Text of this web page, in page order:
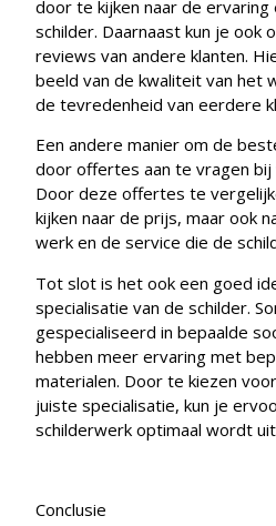
door te kijken naar de
schilder. Daarnaast kun je ook
reviews van andere klanten.
beeld van de kwaliteit van het
de tevredenheid van eerdere
Een andere manier om de
door offertes aan te vragen bij
Door deze offertes te
kijken naar de prijs, maar ook
werk en de service die de
Tot slot is het ook een goed
specialisatie van de schilder.
gespecialiseerd in bepaalde
hebben meer ervaring met
materialen. Door te kiezen
juiste specialisatie, kun je
schilderwerk optimaal wordt
Conclusie